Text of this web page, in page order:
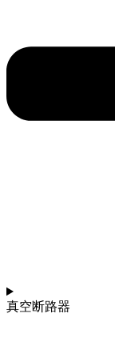
真空断路器